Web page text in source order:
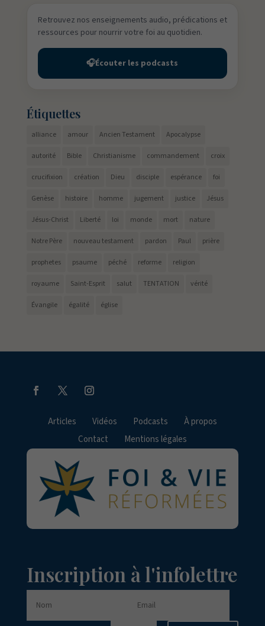
Retrouvez nos enseignements audio, prédications et
ressources pour nourrir votre foi au quotidien.
🎧Écouter les podcasts
Étiquettes
alliance amour Ancien Testament Apocalypse
autorité Bible Christianisme commandement croix
crucifixion création Dieu disciple espérance foi
Genèse histoire homme jugement justice Jésus
Jésus-Christ Liberté loi monde mort nature
Notre Père nouveau testament pardon Paul prière
prophetes psaume péché reforme religion
royaume Saint-Esprit salut TENTATION vérité
Évangile égalité église
Articles Vidéos Podcasts
À propos
Contact
Mentions légales
Inscription à l'infolettre